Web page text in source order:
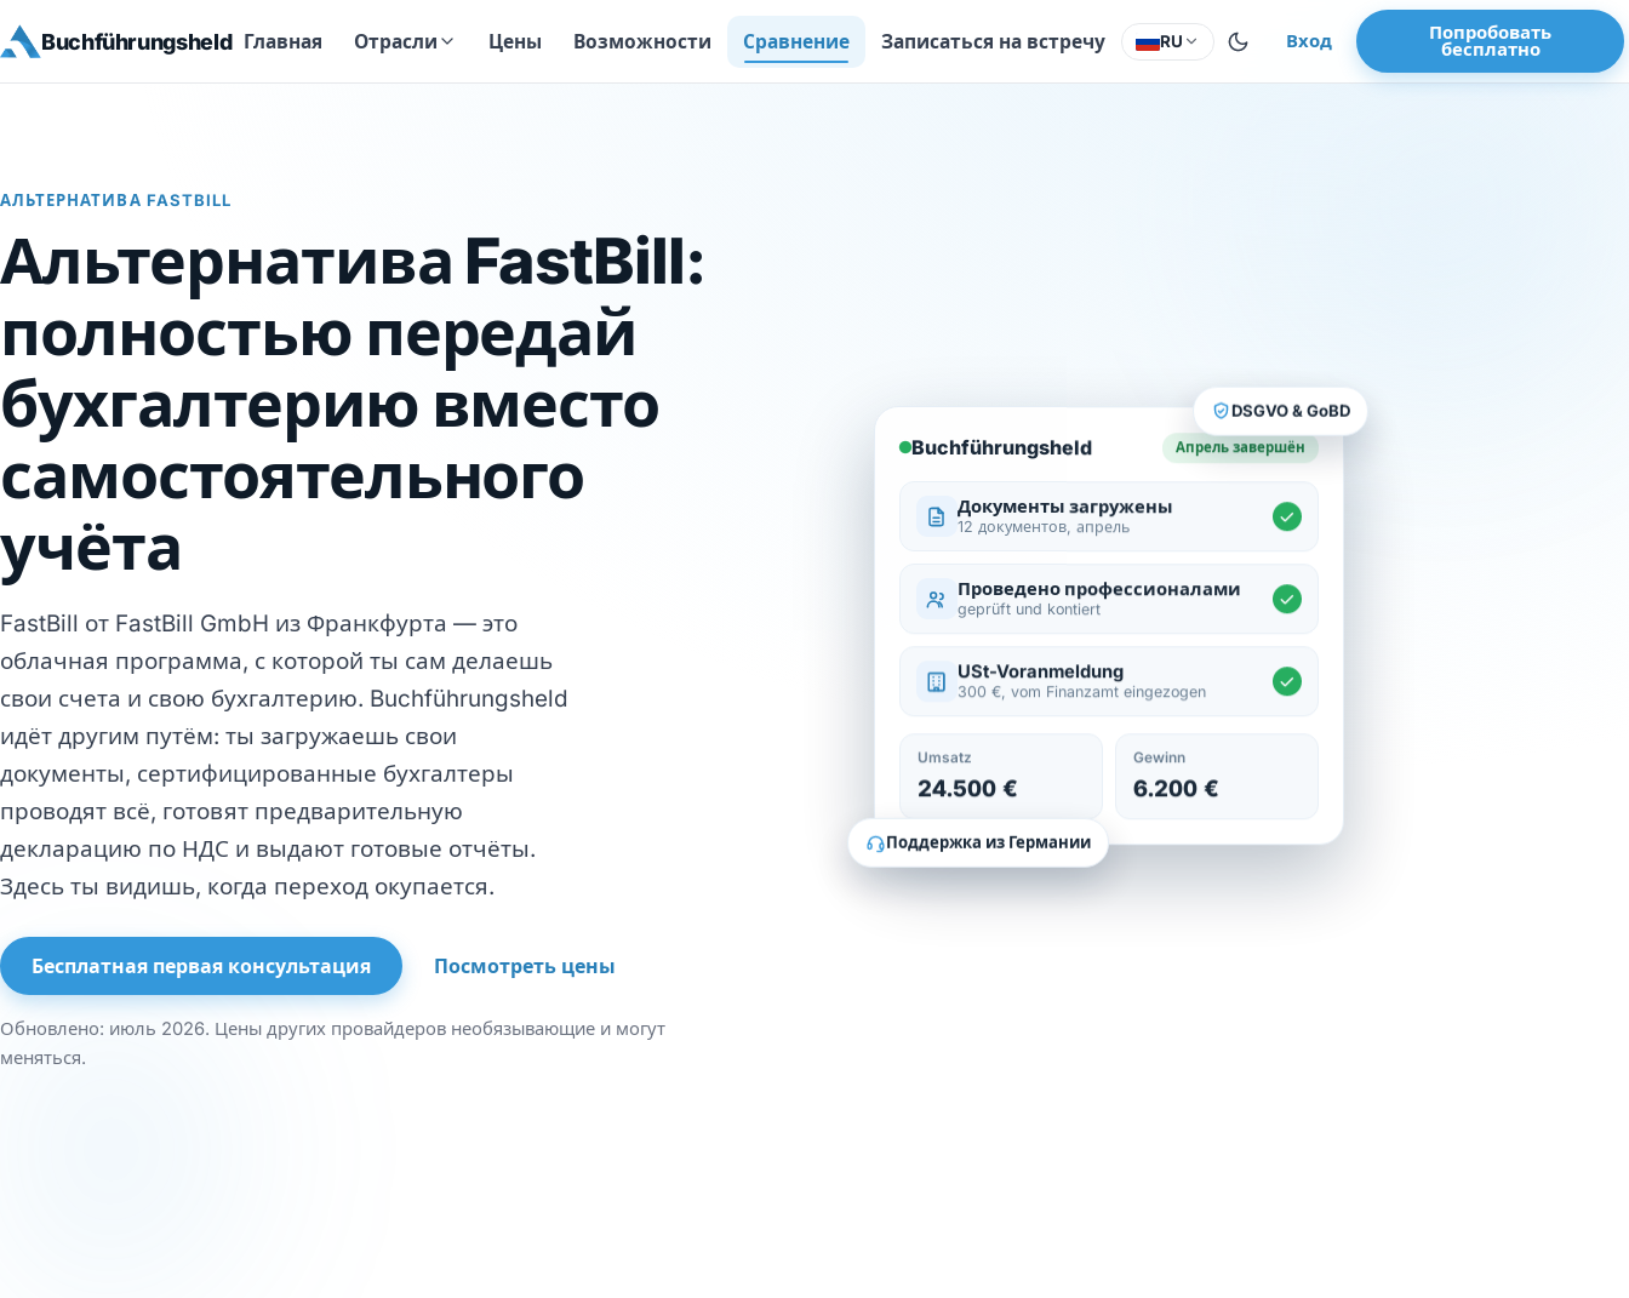
Buchführungsheld Главная Отрасли Цены Возможности Сравнение Записаться на встречу RU Вход Попробовать
бесплатно
АЛЬТЕРНАТИВА FASTBILL
Альтернатива FastBill:
полностью передай
бухгалтерию вместо
самостоятельного
учёта
FastBill от FastBill GmbH из Франкфурта — это
облачная программа, с которой ты сам делаешь
свои счета и свою бухгалтерию. Buchführungsheld
идёт другим путём: ты загружаешь свои
документы, сертифицированные бухгалтеры
проводят всё, готовят предварительную
декларацию по НДС и выдают готовые отчёты.
Здесь ты видишь, когда переход окупается.
Бесплатная первая консультация Посмотреть цены
Обновлено: июль 2026. Цены других провайдеров необязывающие и могут
меняться.
Buchführungsheld Апрель завершён
Документы загружены
12 документов, апрель
Проведено профессионалами
geprüft und kontiert
USt-Voranmeldung
300 €, vom Finanzamt eingezogen
Umsatz
24.500 €
Gewinn
6.200 €
DSGVO & GoBD
Поддержка из Германии